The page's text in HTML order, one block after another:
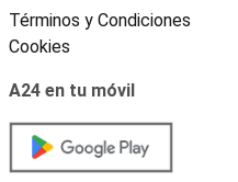
Términos y Condiciones
Cookies
A24 en tu móvil